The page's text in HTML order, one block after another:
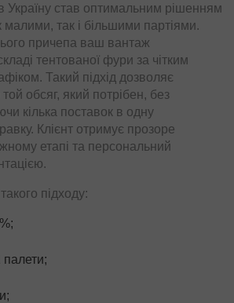
в Україну став оптимальним рішенням
так і більшими партіями.
причепа ваш вантаж
тентованої фури за чітким
Такий підхід дозволяє
обсяг, який потрібен, без
кілька поставок в одну
Клієнт отримує прозоре
етапі та персональний
підходу:
палети;